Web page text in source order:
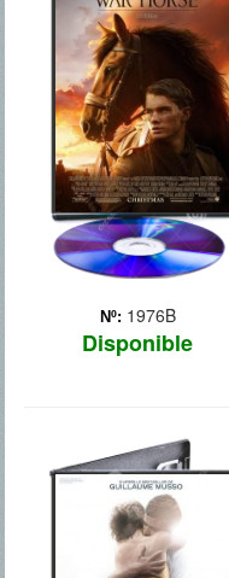
Nº: 1976B
Disponible
PREMONICION